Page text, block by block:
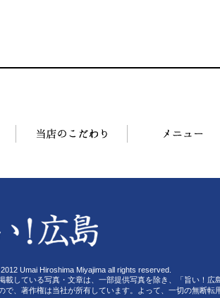
Umai Hiroshima Miyajima all rights reserved.
載している写真・文章は、一部提供写真を除き、「旨い！広
で、著作権は当社が所有しています。よって、一切の無断転